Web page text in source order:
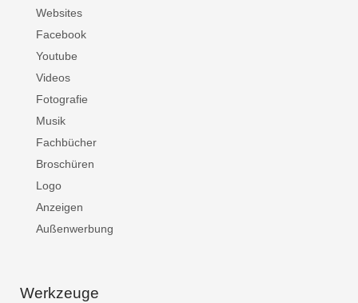
Websites
Facebook
Youtube
Videos
Fotografie
Musik
Fachbücher
Broschüren
Logo
Anzeigen
Außenwerbung
Werkzeuge